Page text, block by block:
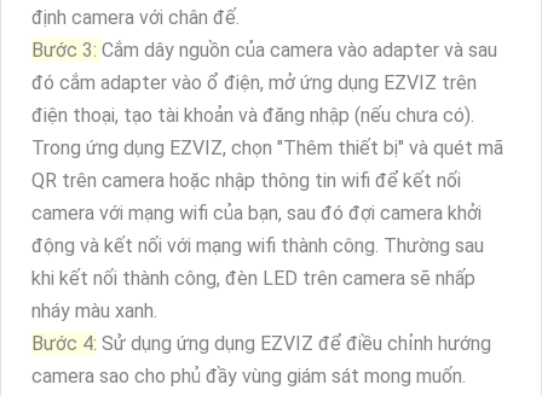
định camera với chân đế.
Bước 3: Cắm dây nguồn của camera vào adapter và sau
đó cắm adapter vào ổ điện, mở ứng dụng EZVIZ trên
điện thoại, tạo tài khoản và đăng nhập (nếu chưa có).
Trong ứng dụng EZVIZ, chọn "Thêm thiết bị" và quét mã
QR trên camera hoặc nhập thông tin wifi để kết nối
camera với mạng wifi của bạn, sau đó đợi camera khởi
động và kết nối với mạng wifi thành công. Thường sau
khi kết nối thành công, đèn LED trên camera sẽ nhấp
nháy màu xanh.
Bước 4: Sử dụng ứng dụng EZVIZ để điều chỉnh hướng
camera sao cho phủ đầy vùng giám sát mong muốn.